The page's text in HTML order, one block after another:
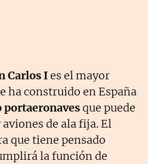
Carlos Ies el mayor
ha construido en España
que puede
de ala fija. El
que tiene pensado
la función de